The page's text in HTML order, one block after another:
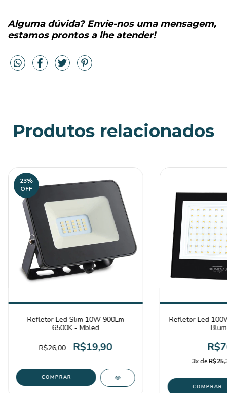
Alguma dúvida? Envie-nos uma mensagem,
estamos prontos a lhe atender!
Produtos relacionados
23%
OFF
Refletor Led Slim 10W 900Lm
6500K - Mbled
R$26,00 R$19,90
Refletor Led
3x de